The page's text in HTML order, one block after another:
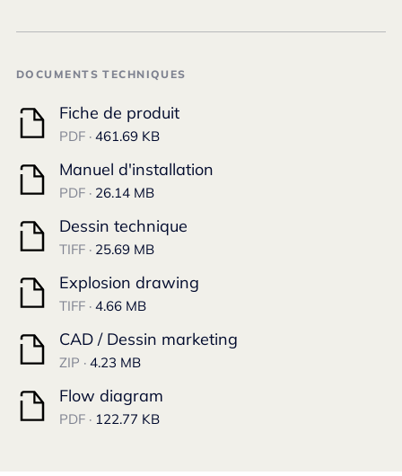
DOCUMENTS TECHNIQUES
Fiche de produit
PDF · 461.69 KB
Manuel d'installation
PDF · 26.14 MB
Dessin technique
TIFF · 25.69 MB
Explosion drawing
TIFF · 4.66 MB
CAD / Dessin marketing
ZIP · 4.23 MB
Flow diagram
PDF · 122.77 KB